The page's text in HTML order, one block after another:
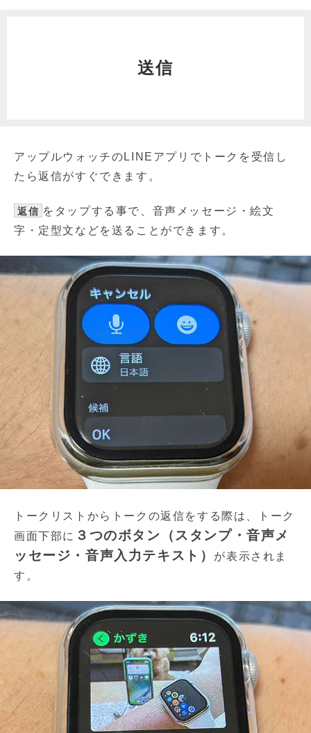
送信
アップルウォッチのLINEアプリでトークを受信し
たら返信がすぐできます。
返信 をタップする事で、音声メッセージ・絵文
字・定型文などを送ることができます。
トークリストからトークの返信をする際は、トーク
画面下部に ３つのボタン（スタンプ・音声メ
ッセージ・音声入力テキスト）
が表示されま
す。